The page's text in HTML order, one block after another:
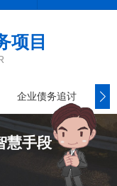
项目
企业债务追讨
慧手段